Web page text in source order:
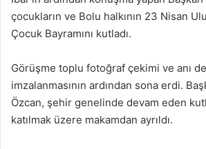
çocukların ve Bolu halkının 23 Nisan
Çocuk Bayramını kutladı.
Görüşme toplu fotoğraf çekimi ve anı
imzalanmasının ardından sona erdi.
Özcan, şehir genelinde devam eden
katılmak üzere makamdan ayrıldı.